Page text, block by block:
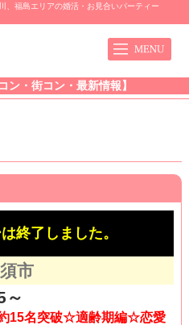
、福島エリアの婚活・お見合いパーティー
ン・街コン・最新情報】
終了しました。
市
～
15名突破☆適齢期編☆恋愛